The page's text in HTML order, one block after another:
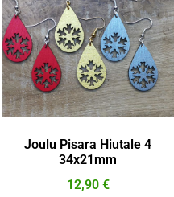
Joulu Pisara Hiutale 4
34x21mm
12,90 €